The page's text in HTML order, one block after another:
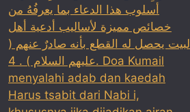
أسلوب هذا الدعاء بما يعرفُهُ من
خصائص مميزة لأساليب أدعية أهل
البيت يحصل له القطع بأنه صادرٌ عنهم (
عليهم السلام ) . 4. Doa Kumail
menyalahi adab dan kaedah
Harus tsabit dari Nabi i,